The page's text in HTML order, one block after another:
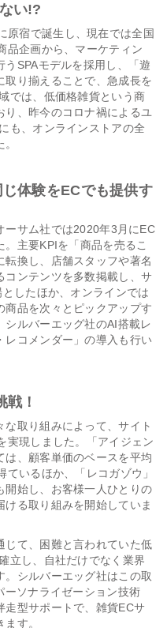
い!?
原宿で誕生し、現在では全国
品企画から、マーケティン
SPAモデルを採用し、「遊
取り揃えることで、急成長を
では、低価格雑貨という商
り、昨今のコロナ禍によるユ
も、オンラインストアの全
体験をECでも提供す
ーサム社では2020年3月にEC
主要KPIを「商品を売るこ
転換し、店舗スタッフや著名
コンテンツを多数掲載し、サ
したほか、オンラインでは
商品を次々とピックアップす
シルバーエッグ社のAI搭載レ
レコメンダー」の導入も行い
！
取り組みによって、サイト
実現しました。「アイジェン
は、顧客単価のベースを平均
いるほか、「レコガゾウ」
開始し、お客様一人ひとりの
る取り組みを開始していま
じて、困難と言われていた低
立し、自社だけでなく業界
シルバーエッグ社はこの取
ーソナライゼーション技術
走型サポートで、雑貨ECサ
す。